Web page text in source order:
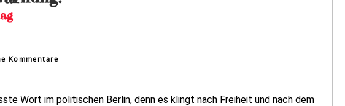
Kommentare
Wort im politischen Berlin, denn es klingt nach Freiheit und nach dem